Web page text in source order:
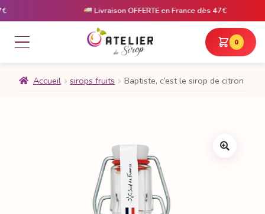
Livraison OFFERTE en France dès 47€
0
Accueil sirops fruits Baptiste, c’est le sirop de citron